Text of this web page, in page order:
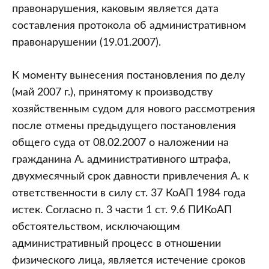
правонарушения, каковым является дата
составления протокола об административном
правонарушении (19.01.2007).
К моменту вынесения постановления по делу
(май 2007 г.), принятому к производству
хозяйственным судом для нового рассмотрения
после отмены предыдущего постановления
общего суда от 08.02.2007 о наложении на
гражданина А. административного штрафа,
двухмесячный срок давности привлечения А. к
ответственности в силу ст. 37 КоАП 1984 года
истек. Согласно п. 3 части 1 ст. 9.6 ПИКоАП
обстоятельством, исключающим
административный процесс в отношении
физического лица, является истечение сроков